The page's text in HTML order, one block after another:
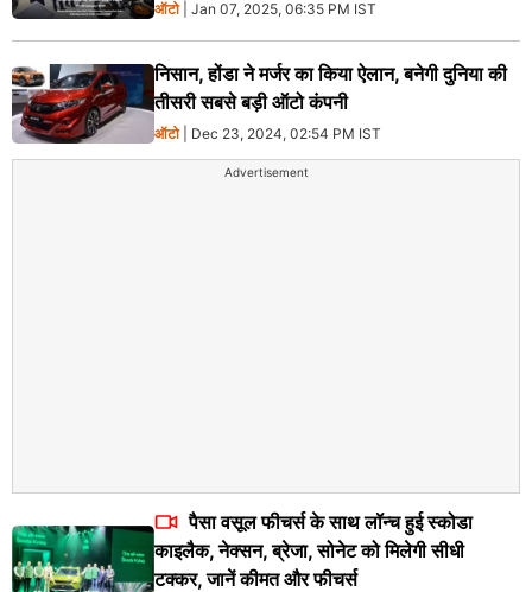
ऑटो| Jan 07, 2025, 06:35 PM IST
निसान, होंडा ने मर्जर का किया ऐलान, बनेगी दुनिया की
तीसरी सबसे बड़ी ऑटो कंपनी
ऑटो| Dec 23, 2024, 02:54 PM IST
Advertisement
पैसा वसूल फीचर्स के साथ लॉन्च हुई स्कोडा
काइलैक, नेक्सन, ब्रेजा, सोनेट को मिलेगी सीधी
टक्कर, जानें कीमत और फीचर्स